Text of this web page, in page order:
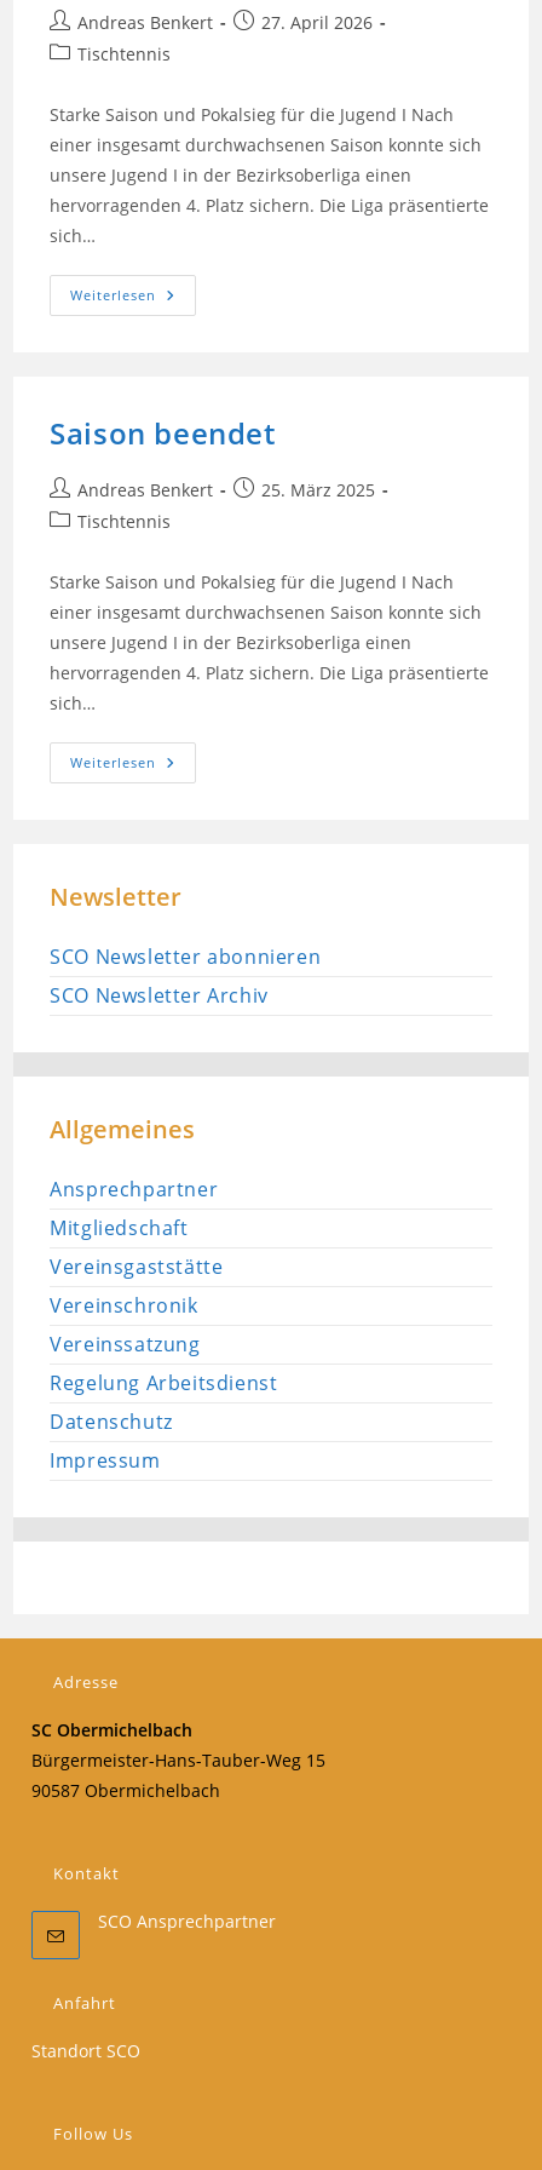
Beitrags-
Autor:
Andreas Benkert
Beitrag27. April 2026
Beitrags-
Tischtennis
Starke Saison und Pokalsieg für die Jugend I Nach
einer insgesamt durchwachsenen Saison konnte sich
unsere Jugend I in der Bezirksoberliga einen
hervorragenden 4. Platz sichern. Die Liga präsentierte
sich…
Weiterlesen TT
Jugend
Saison beendet
Beitrags-
Autor:
Andreas Benkert
Beitrag25. März 2025
Beitrags-
Tischtennis
Starke Saison und Pokalsieg für die Jugend I Nach
einer insgesamt durchwachsenen Saison konnte sich
unsere Jugend I in der Bezirksoberliga einen
hervorragenden 4. Platz sichern. Die Liga präsentierte
sich…
Weiterlesen Saison
Beendet
Newsletter
SCO Newsletter abonnieren
SCO Newsletter Archiv
Allgemeines
Ansprechpartner
Mitgliedschaft
Vereinsgaststätte
Vereinschronik
Vereinssatzung
Regelung Arbeitsdienst
Datenschutz
Impressum
Adresse
SC Obermichelbach
Bürgermeister-Hans-Tauber-Weg 15
90587 Obermichelbach
Kontakt
SCO Ansprechpartner
Anfahrt
Standort SCO
Follow Us